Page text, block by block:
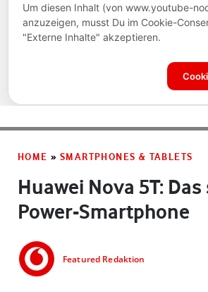
HOME » SMARTPHONES & TABLETS
Huawei Nova 5T:
Power-Smartphone
Featured Redaktion